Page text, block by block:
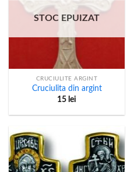
STOC EPUIZAT
CRUCIULITE ARGINT
Cruciulita din argint
15 lei